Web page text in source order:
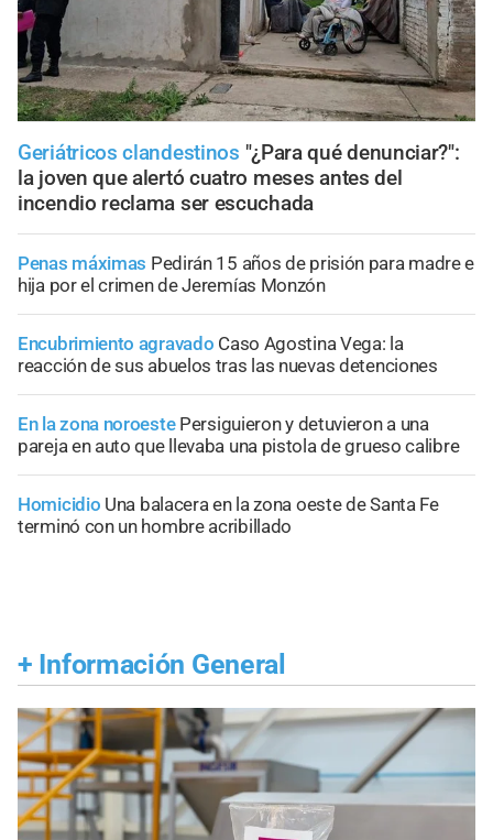
Geriátricos clandestinos "¿Para qué denunciar?":
la joven que alertó cuatro meses antes del
incendio reclama ser escuchada
Penas máximas Pedirán 15 años de prisión para madre e
hija por el crimen de Jeremías Monzón
Encubrimiento agravado Caso Agostina Vega: la
reacción de sus abuelos tras las nuevas detenciones
En la zona noroeste Persiguieron y detuvieron a una
pareja en auto que llevaba una pistola de grueso calibre
Homicidio Una balacera en la zona oeste de Santa Fe
terminó con un hombre acribillado
+ Información General